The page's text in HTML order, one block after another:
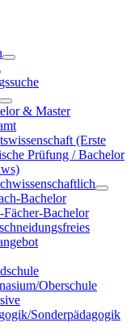
& Master
(Erste
Prüfung / Bachelor
Bachelor
Fächer-Bachelor
Oberschule
Sonderpädagogik